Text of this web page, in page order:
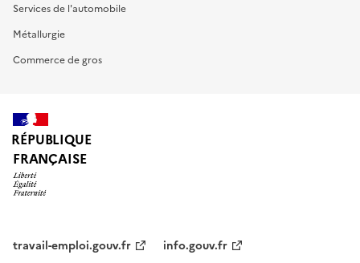
Services de l'automobile
Métallurgie
Commerce de gros
RÉPUBLIQUE
FRANÇAISE
travail-emploi.gouv.fr
info.gouv.fr